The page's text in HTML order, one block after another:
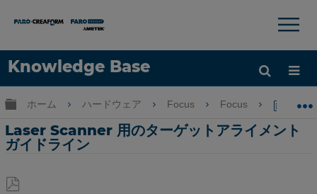
Knowledge Base
言語
×
グローバル階層を展開/折りたたむ
ホーム ハードウェア Focus Focus
Laser Scanner 用のターゲットアライメント
ガイドライン